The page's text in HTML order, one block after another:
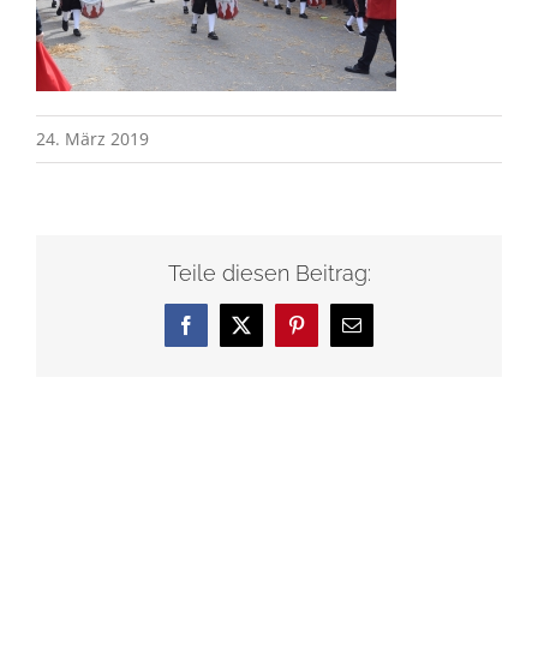
24. März 2019
Teile diesen Beitrag:
Facebook
X Pinterest
E-
Mail